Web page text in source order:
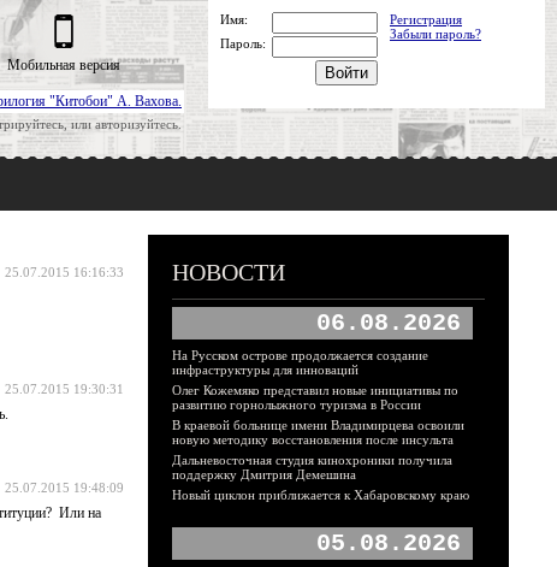
"Китобои" А. Вахова.
или авторизуйтесь.
Мобильная версия
Имя:
Регистрация
Забыли пароль?
Пароль:
25.07.2015 16:16:33
25.07.2015 19:30:31
25.07.2015 19:48:09
Или на
НОВОСТИ
06.08.2026
На Русском острове продолжается создание
инфраструктуры для инноваций
Олег Кожемяко представил новые инициативы по
развитию горнолыжного туризма в России
В краевой больнице имени Владимирцева освоили
новую методику восстановления после инсульта
Дальневосточная студия кинохроники получила
поддержку Дмитрия Демешина
Новый циклон приближается к Хабаровскому краю
05.08.2026